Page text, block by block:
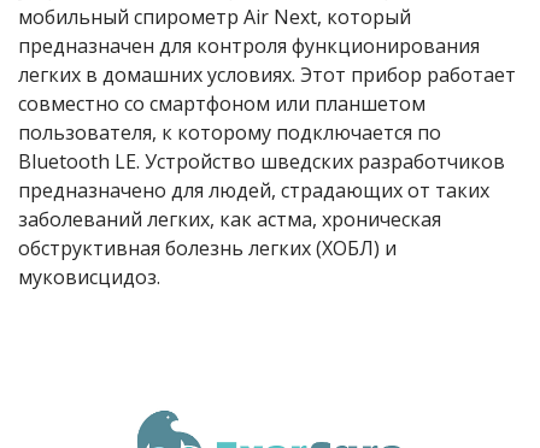
мобильный спирометр Air Next, который
предназначен для контроля функционирования
легких в домашних условиях. Этот прибор работает
совместно со смартфоном или планшетом
пользователя, к которому подключается по
Bluetooth LE. Устройство шведских разработчиков
предназначено для людей, страдающих от таких
заболеваний легких, как астма, хроническая
обструктивная болезнь легких (ХОБЛ) и
муковисцидоз.